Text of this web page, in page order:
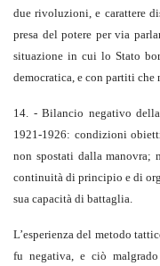
due rivoluzioni, e carattere
presa del potere per via
situazione in cui lo Stato
democratica, e con partiti
14. - Bilancio negativo
1921-1926: condizioni
non spostati dalla manovra;
continuità di principio e di
sua capacità di battaglia.
L’esperienza del metodo
fu negativa, e ciò